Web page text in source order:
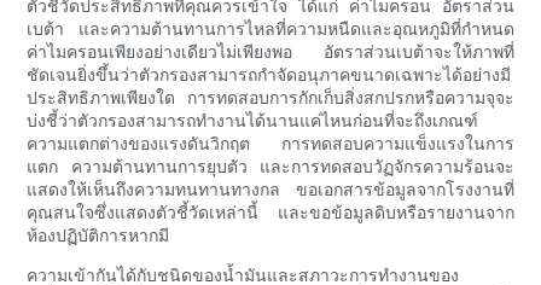
ตัวชี้วัดประสิทธิภาพที่คุณควรเข้าใจ ได้แก่ ค่าไมครอน อัตราส่วน
เบต้า และความต้านทานการไหลที่ความหนืดและอุณหภูมิที่กำหนด
ค่าไมครอนเพียงอย่างเดียวไม่เพียงพอ อัตราส่วนเบต้าจะให้ภาพที่
ชัดเจนยิ่งขึ้นว่าตัวกรองสามารถกำจัดอนุภาคขนาดเฉพาะได้อย่างมี
ประสิทธิภาพเพียงใด การทดสอบการกักเก็บสิ่งสกปรกหรือความจุจะ
บ่งชี้ว่าตัวกรองสามารถทำงานได้นานแค่ไหนก่อนที่จะถึงเกณฑ์
ความแตกต่างของแรงดันวิกฤต การทดสอบความแข็งแรงในการ
แตก ความต้านทานการยุบตัว และการทดสอบวัฏจักรความร้อนจะ
แสดงให้เห็นถึงความทนทานทางกล ขอเอกสารข้อมูลจากโรงงานที่
คุณสนใจซึ่งแสดงตัวชี้วัดเหล่านี้ และขอข้อมูลดิบหรือรายงานจาก
ห้องปฏิบัติการหากมี
ความเข้ากันได้กับชนิดของน้ำมันและสภาวะการทำงานของ